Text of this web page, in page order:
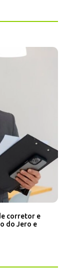
corretor e
do Jero e